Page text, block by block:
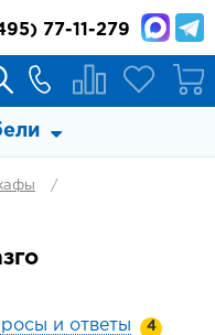
77-11-279
и ответы 4